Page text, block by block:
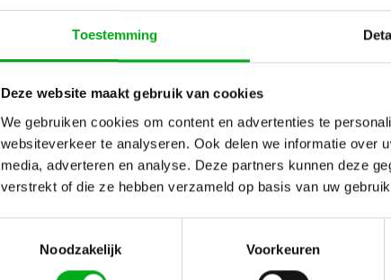
Toestemming
Deze website maakt gebruik van cookies
We gebruiken cookies om content en advertenties te
websiteverkeer te analyseren. Ook delen we informatie over
media, adverteren en analyse. Deze partners kunnen deze
verstrekt of die ze hebben verzameld op basis van uw
Noodzakelijk
Voorkeuren